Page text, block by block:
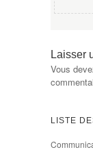
Laisser
Vous
LISTE